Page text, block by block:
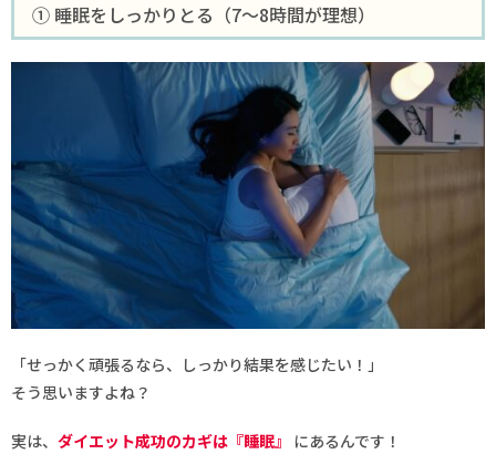
① 睡眠をしっかりとる（7～8時間が理想）
「せっかく頑張るなら、しっかり結果を感じたい！」
そう思いますよね？
実は、 ダイエット成功のカギは『睡眠』 にあるんです！